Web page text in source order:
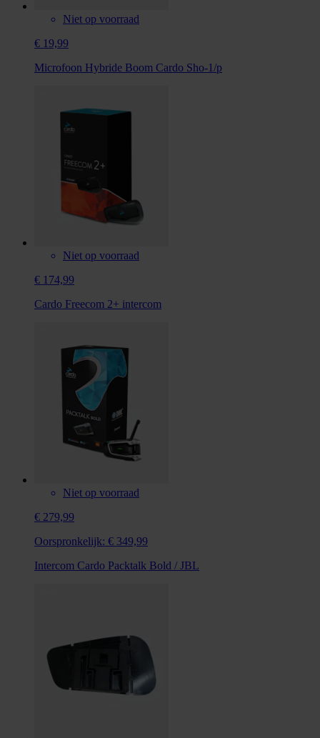
Niet op voorraad
€ 19,99
Microfoon Hybride Boom Cardo Sho-1/p
Niet op voorraad
€ 174,99
Cardo Freecom 2+ intercom
Niet op voorraad
€ 279,99
Oorspronkelijk: € 349,99
Intercom Cardo Packtalk Bold / JBL